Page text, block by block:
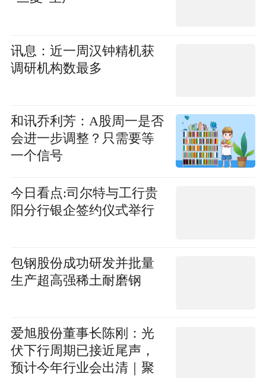
讯息：近一周汉钟精机获
调研机构数最多
和讯乔利芳：A股周一是否
会进一步调整？只需要等
一个信号
今日看点:司尔特与工行贵
阳分行银企签约仪式举行
包钢股份成功研发并批量
生产超高强稀土耐磨钢
爱旭股份董事长陈刚：光
伏下行周期已接近尾声，
预计今年行业会出清｜聚